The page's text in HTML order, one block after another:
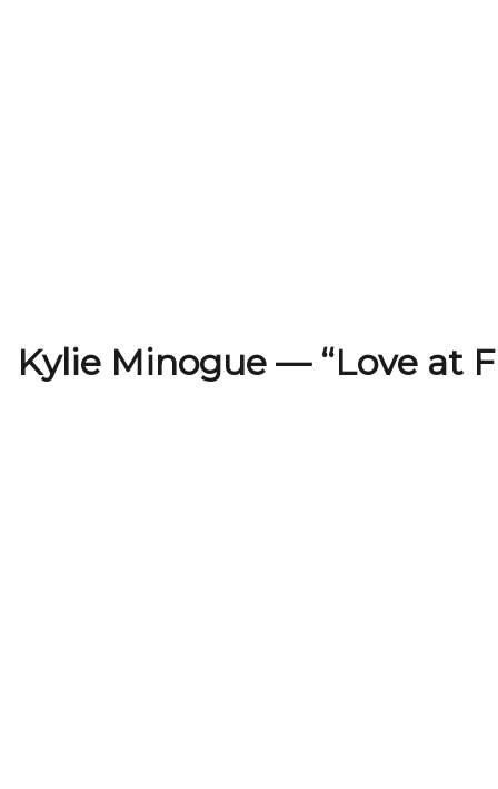
Kylie Minogue — “Love at